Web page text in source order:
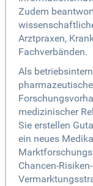
Zudem
Arztpraxen,
Fachverbänden.
Als
medizinischer
Sie erstellen
ein neues
Chancen-